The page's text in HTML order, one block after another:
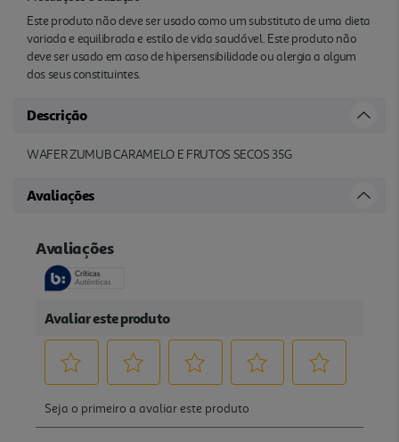
Este produto não deve ser usado como um substituto de uma dieta
variada e equilibrada e estilo de vida saudável. Este produto não
deve ser usado em caso de hipersensibilidade ou alergia a algum
dos seus constituintes.
Descrição
WAFER ZUMUB CARAMELO E FRUTOS SECOS 35G
Avaliações